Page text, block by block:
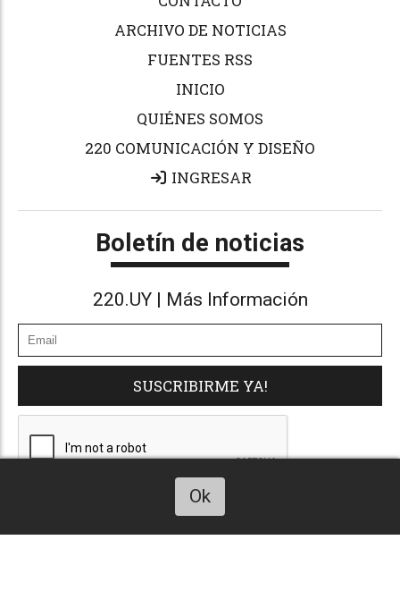
ARCHIVO DE NOTICIAS
FUENTES RSS
INICIO
QUIÉNES SOMOS
220 COMUNICACIÓN Y DISEÑO
INGRESAR
Boletín de noticias
220.UY | Más Información
SUSCRIBIRME YA!
Ok